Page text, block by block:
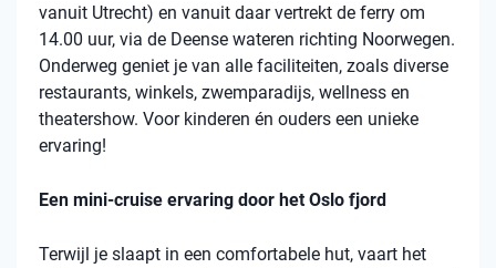
vanuit Utrecht) en vanuit daar vertrekt de ferry om
14.00 uur, via de Deense wateren richting Noorwegen.
Onderweg geniet je van alle faciliteiten, zoals diverse
restaurants, winkels, zwemparadijs, wellness en
theatershow. Voor kinderen én ouders een unieke
ervaring!
Een mini-cruise ervaring door het Oslo fjord
Terwijl je slaapt in een comfortabele hut, vaart het